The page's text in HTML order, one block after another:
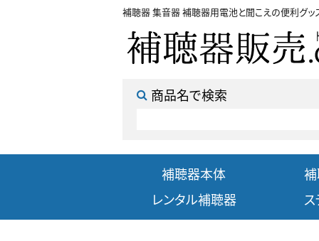
補聴器 集音器 補聴器用電池と聞こえの便利グッ
商品名で検索
補聴器本体
レンタル補聴器
ス